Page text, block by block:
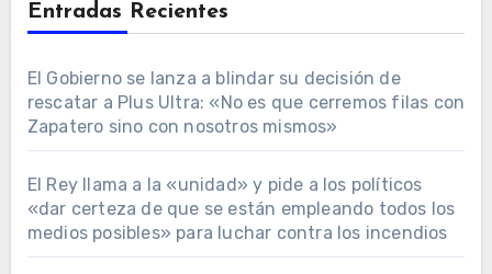
Entradas Recientes
El Gobierno se lanza a blindar su decisión de
rescatar a Plus Ultra: «No es que cerremos filas con
Zapatero sino con nosotros mismos»
El Rey llama a la «unidad» y pide a los políticos
«dar certeza de que se están empleando todos los
medios posibles» para luchar contra los incendios